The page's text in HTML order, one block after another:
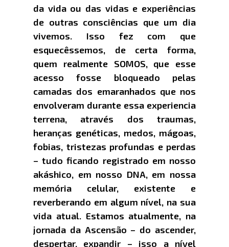
da vida ou das vidas e experiências
de outras consciências que um dia
vivemos. Isso fez com que
esquecêssemos, de certa forma,
quem realmente SOMOS, que esse
acesso fosse bloqueado pelas
camadas dos emaranhados que nos
envolveram durante essa experiencia
terrena, através dos traumas,
heranças genéticas, medos, mágoas,
fobias, tristezas profundas e perdas
– tudo ficando registrado em nosso
akáshico, em nosso DNA, em nossa
memória celular, existente e
reverberando em algum nível, na sua
vida atual. Estamos atualmente, na
jornada da Ascensão – do ascender,
despertar, expandir – isso a nível